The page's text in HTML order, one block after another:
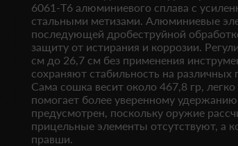
6061-T6 алюминиевого сплава с
стальными метизами. Алюминиевые
последующей дробеструйной
защиту от истирания и коррозии.
см до 26,7 см без применения
сохраняют стабильность на различных
Сама сошка весит около 467,8 гр,
помогает более уверенному
предусмотрен, поскольку оружие
прицельные элементы отсутствуют, а
правши.